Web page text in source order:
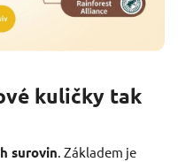
kuličky tak
surovin . Základem je